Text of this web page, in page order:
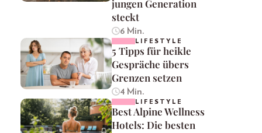
jungen Generation
steckt
6 Min.
LIFESTYLE
5 Tipps für heikle
Gespräche übers
Grenzen setzen
4 Min.
LIFESTYLE
Best Alpine Wellness
Hotels: Die besten